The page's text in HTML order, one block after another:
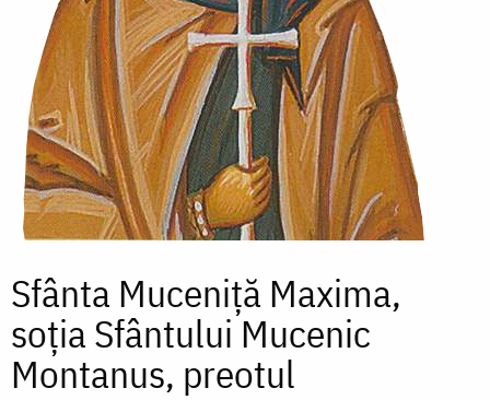
Sfânta Muceniţă Maxima,
soţia Sfântului Mucenic
Montanus, preotul